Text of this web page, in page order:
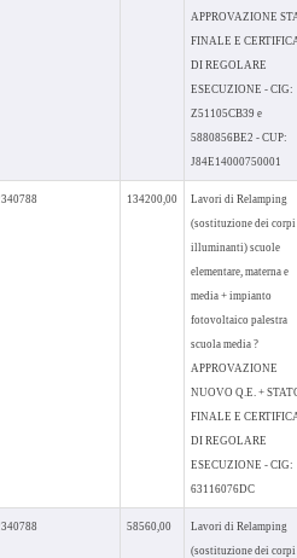
APPROVAZIONE
FINALE E
DI REGOLARE
ESECUZIONE - CIG:
Z51105CB39 e
5880856BE2 - CUP:
J84E14000750001
134200,00
Lavori di Relamping
(sostituzione dei corpi
illuminanti) scuole
elementare, materna e
media + impianto
fotovoltaico palestra
scuola media ?
APPROVAZIONE
NUOVO Q.E. +
FINALE E
DI REGOLARE
ESECUZIONE - CIG:
63116076DC
58560,00
Lavori di Relamping
(sostituzione dei corpi